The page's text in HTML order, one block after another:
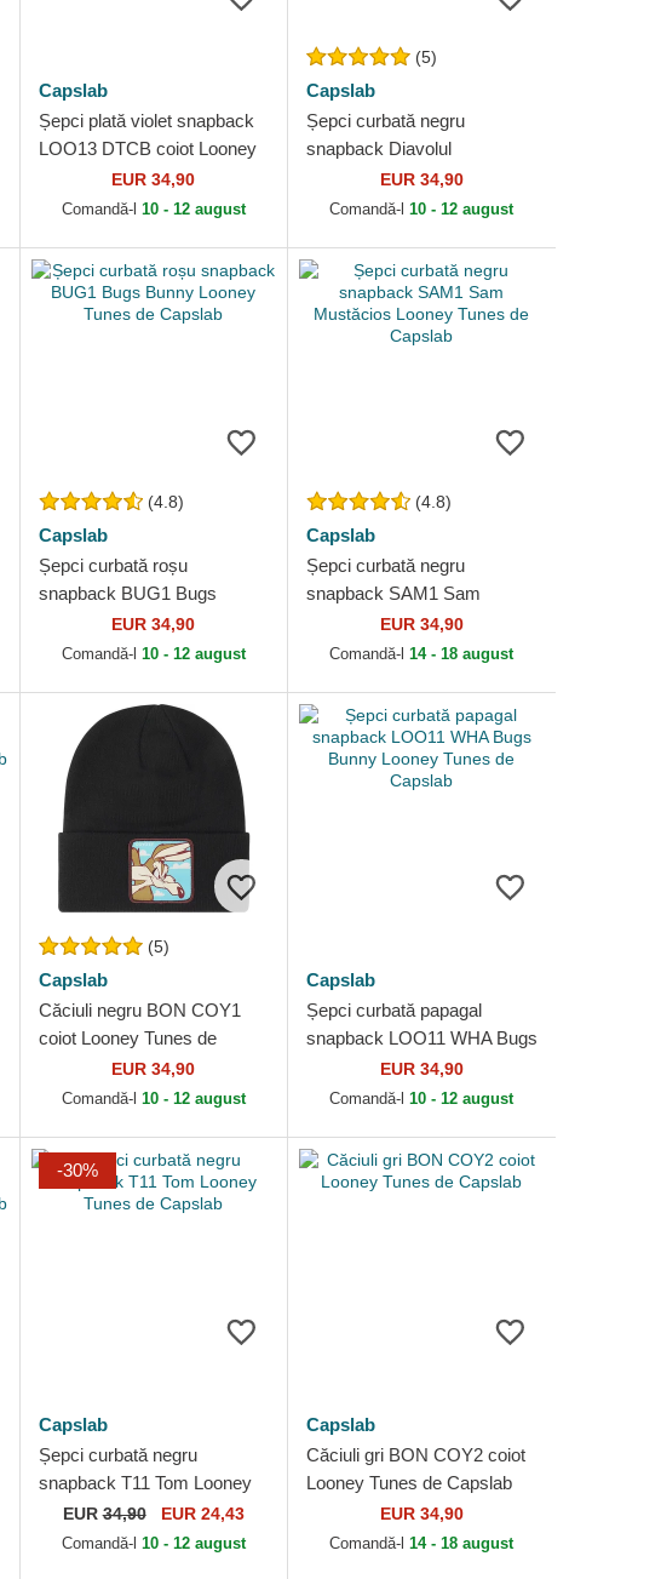
Capslab
Șepci plată violet snapback
LOO13 DTCB coiot Looney
Tunes de Capslab
EUR 34,90
Comandă-l 10 - 12 august
(5)
Capslab
Șepci curbată negru
snapback Diavolul
tasmanian Looney Tunes de
Capslab
EUR 34,90
Comandă-l10 - 12 august
(4.8)
Capslab
Șepci curbată roșu
snapback BUG1 Bugs
Bunny Looney Tunes de
Capslab
EUR 34,90
Comandă-l 10 - 12 august
(4.8)
Capslab
Șepci curbată negru
snapback SAM1 Sam
Mustăcios Looney Tunes de
Capslab
EUR 34,90
Comandă-l14 - 18 august
(5)
Capslab
Căciuli negru BON COY1
coiot Looney Tunes de
EUR 34,90
Comandă-l 10 - 12 august
Capslab
Șepci curbată papagal
snapback LOO11 WHA Bugs
Bunny Looney Tunes de
Capslab
EUR 34,90
Comandă-l10 - 12 august
-30%
Capslab
Șepci curbată negru
snapback T11 Tom Looney
Tunes de Capslab
EUR34,90 EUR 24,43
Comandă-l 10 - 12 august
Capslab
Căciuli gri BON COY2 coiot
Looney Tunes de Capslab
EUR 34,90
Comandă-l14 - 18 august